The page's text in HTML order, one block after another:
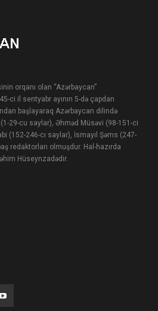
orqanı olan “Azərbaycan”
ci il sentyabr ayının 5-də çapdan
başlayaraq Azərbaycan dilində
(1-29-cu saylar), Əhməd Müsəvi (98-151-ci
(152-246-cı saylar), İsmayıl Şəms (247-
redaktorları olmuşdur. Hal-hazırda
Hüseynzadədir.